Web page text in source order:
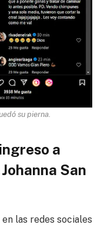
su pierna.
a
San
las redes sociales